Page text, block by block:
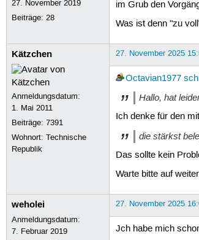
27. November 2019
Beiträge:28
im Grub den
Was ist denn "zu
Kätzchen
Anmeldungsdatum:
1. Mai 2011
Beiträge:7391
Wohnort: Technische
Republik
27. November 2025
Octavian1977
Hallo, hat
Ich denke für den
die stärkst
Das sollte kein
Warte bitte auf
weholei
Anmeldungsdatum:
7. Februar 2019
27. November 2025
Jch habe mich